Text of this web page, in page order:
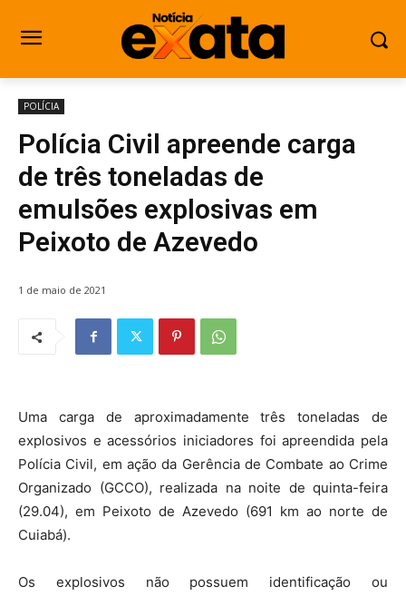
POLÍCIA
Polícia Civil apreende carga
de três toneladas de
emulsões explosivas em
Peixoto de Azevedo
1 de maio de 2021
Uma carga de aproximadamente três toneladas de
explosivos e acessórios iniciadores foi apreendida pela
Polícia Civil, em ação da Gerência de Combate ao Crime
Organizado (GCCO), realizada na noite de quinta-feira
(29.04), em Peixoto de Azevedo (691 km ao norte de
Cuiabá).
Os explosivos não possuem identificação ou